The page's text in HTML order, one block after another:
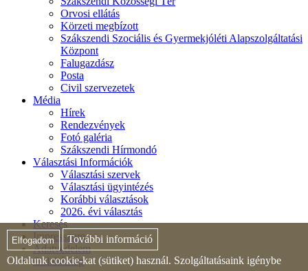
Elfogadom
További információ
Oldalunk cookie-kat (sütiket) használ. Szolgáltatásaink igénybe
Orvosi ellátás
Körzeti megbízott
Szákszendi Szociális és Gyermekjóléti Alapszolgáltatási
Központ
Falugazdász
Posta
Civil szervezetek
Média
Hírek
Rendezvények
Fotó galéria
Szákszendi Hírmondó
Választási Információk
Választási szervek
Választási ügyintézés
Korábbi választások
2026. évi választás
Keresés
Impresszum
Adatvédelem
Oldaltérkép